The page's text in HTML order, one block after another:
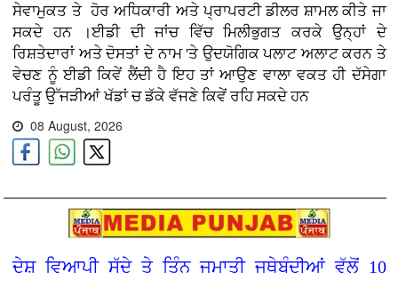
ਸੇਵਾਮੁਕਤ ਤੇ ਹੋਰ ਅਧਿਕਾਰੀ ਅਤੇ ਪ੍ਰਾਪਰਟੀ ਡੀਲਰ ਸ਼ਾਮਲ ਕੀਤੇ ਜਾ
ਸਕਦੇ ਹਨ ।ਈਡੀ ਦੀ ਜਾਂਚ ਵਿੱਚ ਮਿਲੀਭੁਗਤ ਕਰਕੇ ਉਨ੍ਹਾਂ ਦੇ
ਰਿਸ਼ਤੇਦਾਰਾਂ ਅਤੇ ਦੋਸਤਾਂ ਦੇ ਨਾਮ 'ਤੇ ਉਦਯੋਗਿਕ ਪਲਾਟ ਅਲਾਟ ਕਰਨ ਤੇ
ਵੇਚਣ ਨੂੰ ਈਡੀ ਕਿਵੇਂ ਲੈਂਦੀ ਹੈ ਇਹ ਤਾਂ ਆਉਣ ਵਾਲਾ ਵਕਤ ਹੀ ਦੱਸੇਗਾ
ਪਰੰਤੂ ਉੱਜੜੀਆਂ ਖੱਡਾਂ ਚ ਡੱਕੇ ਵੱਜਣੇ ਕਿਵੇਂ ਰਹਿ ਸਕਦੇ ਹਨ
08 August, 2026
ਦੇਸ਼ ਵਿਆਪੀ ਸੱਦੇ ਤੇ ਤਿੰਨ ਜਮਾਤੀ ਜਥੇਬੰਦੀਆਂ ਵੱਲੋਂ 10